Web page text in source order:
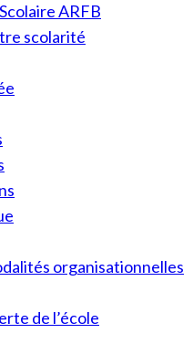
ARFB
scolarité
organisationnelles
de l’école